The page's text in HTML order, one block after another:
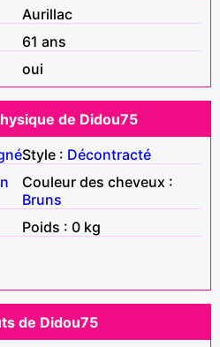
Aurillac
61 ans
oui
de Didou75
Style : Décontracté
Couleur des cheveux :
Bruns
Poids : 0 kg
de Didou75